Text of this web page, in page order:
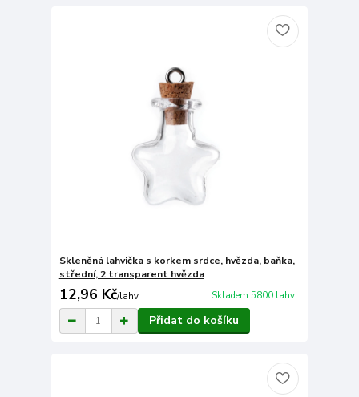
Skleněná lahvička s korkem srdce, hvězda, baňka,
střední, 2 transparent hvězda
12,96 Kč/lahv. Skladem 5800 lahv.
Přidat do košíku